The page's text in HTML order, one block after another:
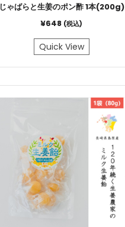
じゃばらと生姜のポン酢 1本(200g)
¥648 (税込)
Quick View